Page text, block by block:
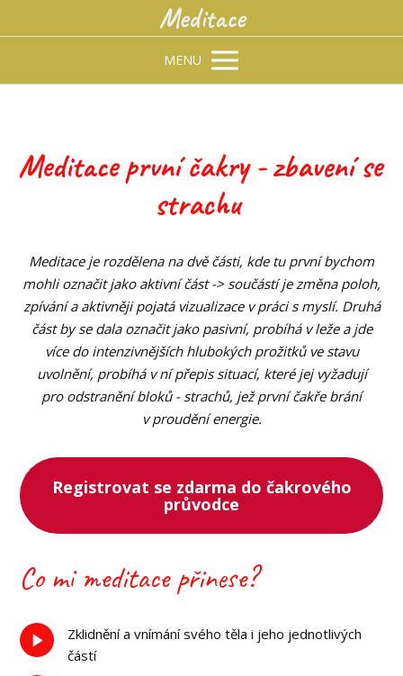
Meditace
MENU
Meditace první čakry - zbavení se
strachu
Meditace je rozdělena na dvě části, kde tu první bychom
mohli označit jako aktivní část -> součástí je změna poloh,
zpívání a aktivněji pojatá vizualizace v práci s myslí. Druhá
část by se dala označit jako pasivní, probíhá v leže a jde
více do intenzivnějších hlubokých prožitků ve stavu
uvolnění, probíhá v ní přepis situací, které jej vyžadují
pro odstranění bloků - strachů, jež první čakře brání
v proudění energie.
Registrovat se zdarma do čakrového
průvodce
Co mi meditace přinese?
Zklidnění a vnímání svého těla i jeho jednotlivých
částí